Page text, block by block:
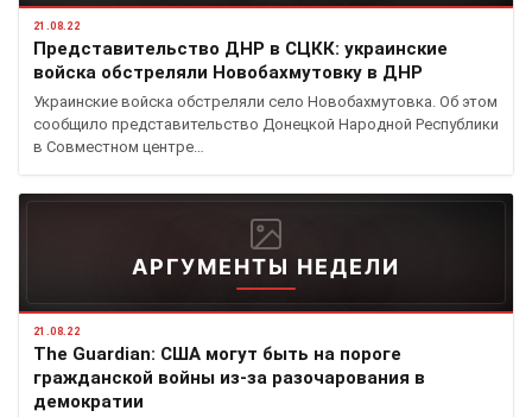
21.08.22
Представительство ДНР в СЦКК: украинские
войска обстреляли Новобахмутовку в ДНР
Украинские войска обстреляли село Новобахмутовка. Об этом
сообщило представительство Донецкой Народной Республики
в Совместном центре…
АРГУМЕНТЫ НЕДЕЛИ
21.08.22
The Guardian: США могут быть на пороге
гражданской войны из-за разочарования в
демократии